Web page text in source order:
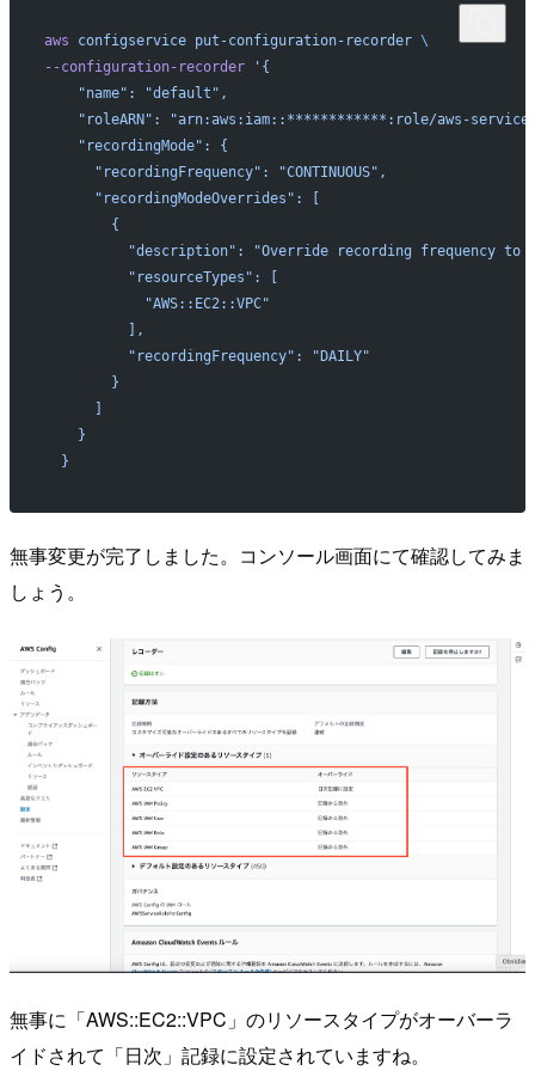
aws configservice put-configuration-recorder \
--configuration-recorder '{
    "name": "default",
"roleARN": "arn:aws:iam::************:role/aws-
    "recordingMode": {
      "recordingFrequency": "CONTINUOUS",
      "recordingModeOverrides": [
        {
"description": "Override recording frequency to
          "resourceTypes": [
            "AWS::EC2::VPC"
          ],
          "recordingFrequency": "DAILY"
        }
    }
  }
無事変更が完了しました。コンソール画面にて確認してみま
しょう。
無事に「AWS::EC2::VPC」のリソースタイプがオーバーラ
イドされて「日次」記録に設定されていますね。